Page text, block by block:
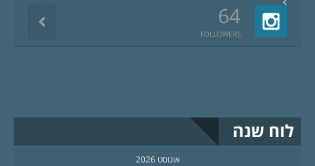
64
FOLLOWERS
לוח שנה
אוגוסט 2026